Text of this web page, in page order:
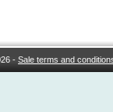
-Sale terms and